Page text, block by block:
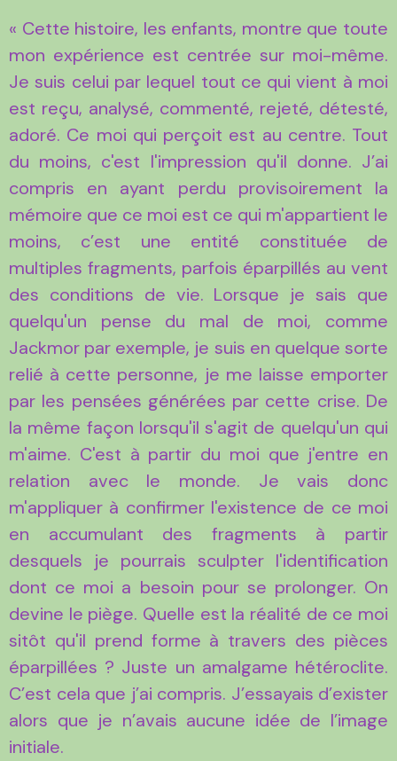
« Cette histoire, les enfants, montre que toute
mon expérience est centrée sur moi-même.
Je suis celui par lequel tout ce qui vient à moi
est reçu, analysé, commenté, rejeté, détesté,
adoré. Ce moi qui perçoit est au centre. Tout
du moins, c'est l'impression qu'il donne. J’ai
compris en ayant perdu provisoirement la
mémoire que ce moi est ce qui m'appartient le
moins, c’est une entité constituée de
multiples fragments, parfois éparpillés au vent
des conditions de vie. Lorsque je sais que
quelqu'un pense du mal de moi, comme
Jackmor par exemple, je suis en quelque sorte
relié à cette personne, je me laisse emporter
par les pensées générées par cette crise. De
la même façon lorsqu'il s'agit de quelqu'un qui
m'aime. C'est à partir du moi que j'entre en
relation avec le monde. Je vais donc
m'appliquer à confirmer l'existence de ce moi
en accumulant des fragments à partir
desquels je pourrais sculpter l'identification
dont ce moi a besoin pour se prolonger. On
devine le piège. Quelle est la réalité de ce moi
sitôt qu'il prend forme à travers des pièces
éparpillées ? Juste un amalgame hétéroclite.
C’est cela que j’ai compris. J’essayais d’exister
alors que je n’avais aucune idée de l’image
initiale.